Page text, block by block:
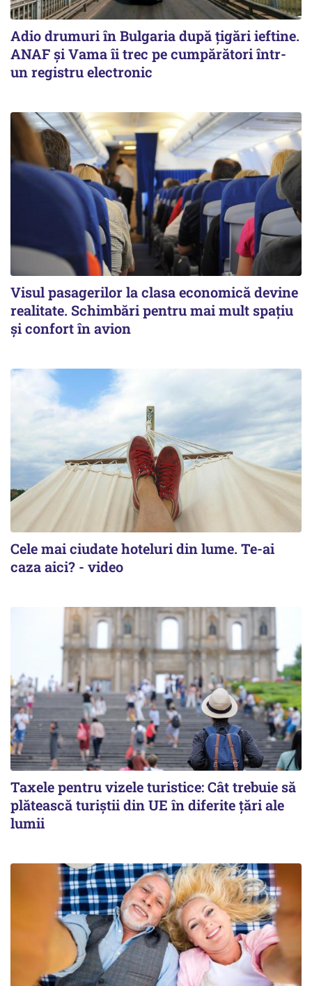
Adio drumuri în Bulgaria după țigări ieftine.
ANAF și Vama îi trec pe cumpărători într-
un registru electronic
Visul pasagerilor la clasa economică devine
realitate. Schimbări pentru mai mult spațiu
și confort în avion
Cele mai ciudate hoteluri din lume. Te-ai
caza aici? - video
Taxele pentru vizele turistice: Cât trebuie să
plătească turiștii din UE în diferite țări ale
lumii